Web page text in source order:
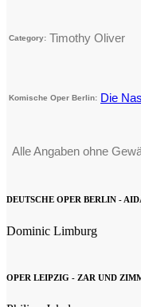
Category: Timothy Oliver
Komische Oper Berlin: Die
Alle Angaben ohne
DEUTSCHE OPER BERLIN -
Dominic Limburg
OPER LEIPZIG - ZAR UND